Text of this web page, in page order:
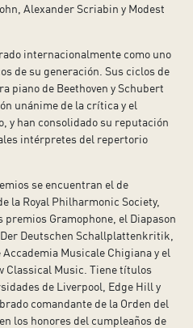
Alexander Scriabin y Modest
internacionalmente como uno
de su generación. Sus ciclos de
piano de Beethoven y Schubert
unánime de la crítica y el
y han consolidado su reputación
intérpretes del repertorio
se encuentran el de
la Royal Philharmonic Society,
Gramophone, el Diapason
Der Deutschen Schallplattenkritik,
Musicale Chigiana y el
Classical Music. Tiene títulos
de Liverpool, Edge Hill y
comandante de la Orden del
los honores del cumpleaños de